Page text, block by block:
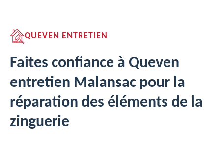
QUEVEN ENTRETIEN
Faites confiance à Queven
entretien Malansac pour la
réparation des éléments de la
zinguerie